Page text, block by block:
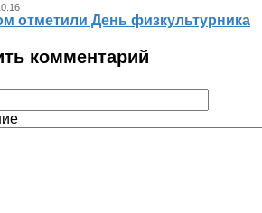
отметили День физкультурника
комментарий